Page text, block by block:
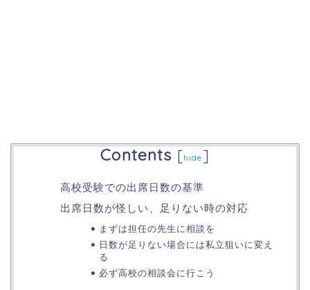
Contents [hide ]
高校受験での出席日数の基準
出席日数が怪しい、足りない時の対応
まずは担任の先生に相談を
日数が足りない場合には私立狙いに変え
る
必ず高校の相談会に行こう